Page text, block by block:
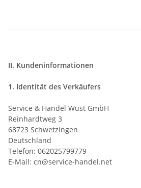
II. Kundeninformationen
1. Identität des Verkäufers
Service & Handel Wüst GmbH
Reinhardtweg 3
68723 Schwetzingen
Deutschland
Telefon: 062025799779
E-Mail: cn@service-handel.net